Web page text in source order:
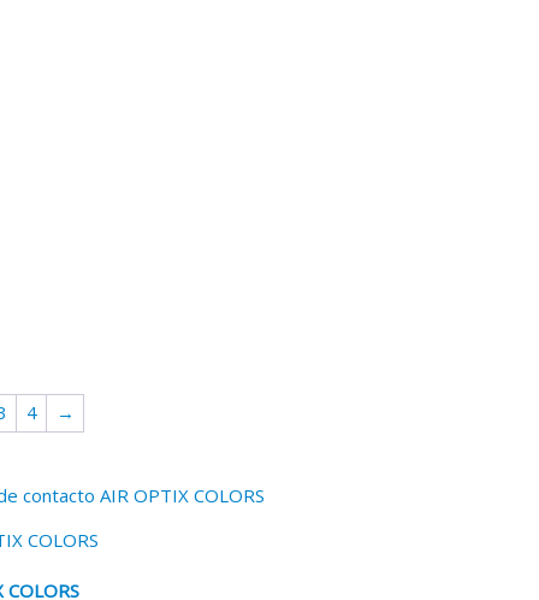
4 →
COLORS